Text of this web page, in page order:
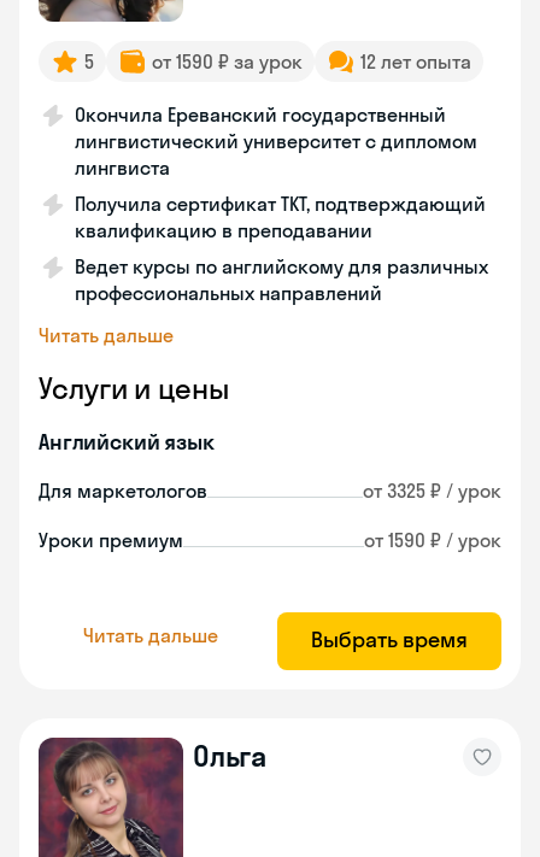
5 от 1590 ₽ за урок 12 лет опыта
Окончила Ереванский государственный
лингвистический университет с дипломом
лингвиста
Получила сертификат TKT, подтверждающий
квалификацию в преподавании
Ведет курсы по английскому для различных
профессиональных направлений
Читать дальше
Услуги и цены
Английский язык
Для маркетологов от 3325 ₽ / урок
Уроки премиум от 1590 ₽ / урок
Читать дальше Выбрать время
Ольга